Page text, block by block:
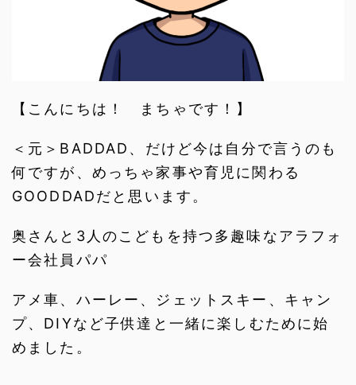
【こんにちは！ まちゃです！】
＜元＞BADDAD、だけど今は自分で言うのも
何ですが、めっちゃ家事や育児に関わる
GOODDADだと思います。
奥さんと3人のこどもを持つ多趣味なアラフォ
ー会社員パパ
アメ車、ハーレー、ジェットスキー、キャン
プ、DIYなど子供達と一緒に楽しむために始
めました。